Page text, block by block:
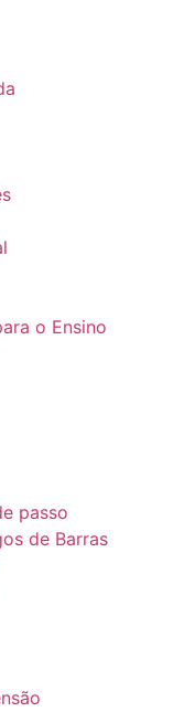
o Ensino
passo
de Barras